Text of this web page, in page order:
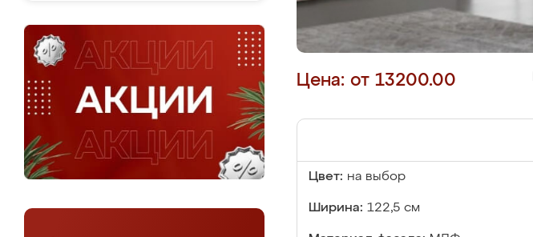
Цена: от 13200.00
Цвет: на выбор
Ширина: 122,5 см